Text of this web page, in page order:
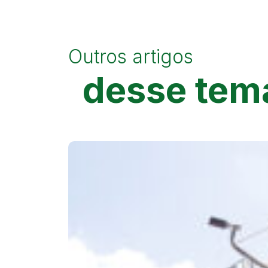
Outros artigos
desse